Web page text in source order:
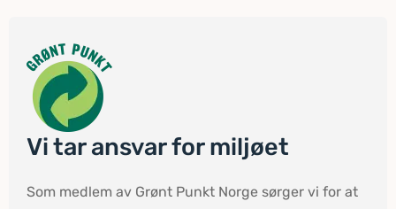
Vi tar ansvar for miljøet
Som medlem av Grønt Punkt Norge sørger vi for at